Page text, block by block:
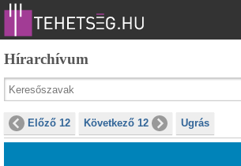
Hírarchívum
Előző 12 Következő 12 Ugrás